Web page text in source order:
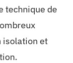
technique de
isolation et